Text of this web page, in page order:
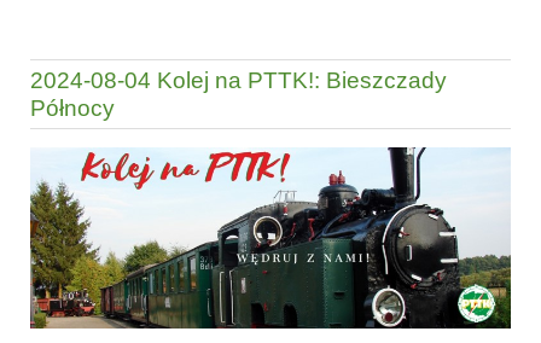
2024-08-04 Kolej na PTTK!: Bieszczady
Północy